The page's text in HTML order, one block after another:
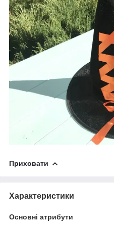
Приховати
Характеристики
Основні атрибути